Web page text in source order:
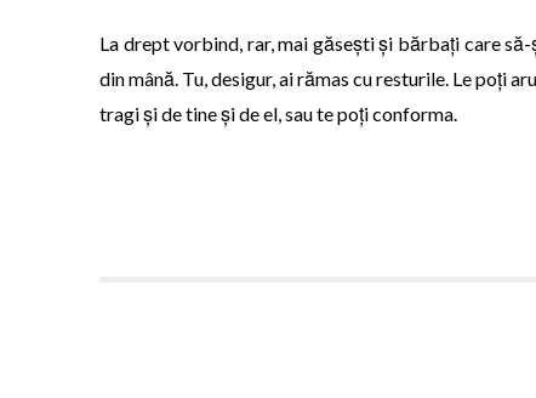
La drept vorbind, rar, mai găsești și bărbați care
din mână. Tu, desigur, ai rămas cu resturile. Le poți
tragi și de tine și de el, sau te poți conforma.